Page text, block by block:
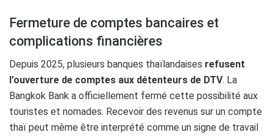
Fermeture de comptes bancaires et
complications financières
Depuis 2025, plusieurs banques thaïlandaises refusent
l’ouverture de comptes aux détenteurs de DTV. La
Bangkok Bank a officiellement fermé cette possibilité aux
touristes et nomades. Recevoir des revenus sur un compte
thaï peut même être interprété comme un signe de travail